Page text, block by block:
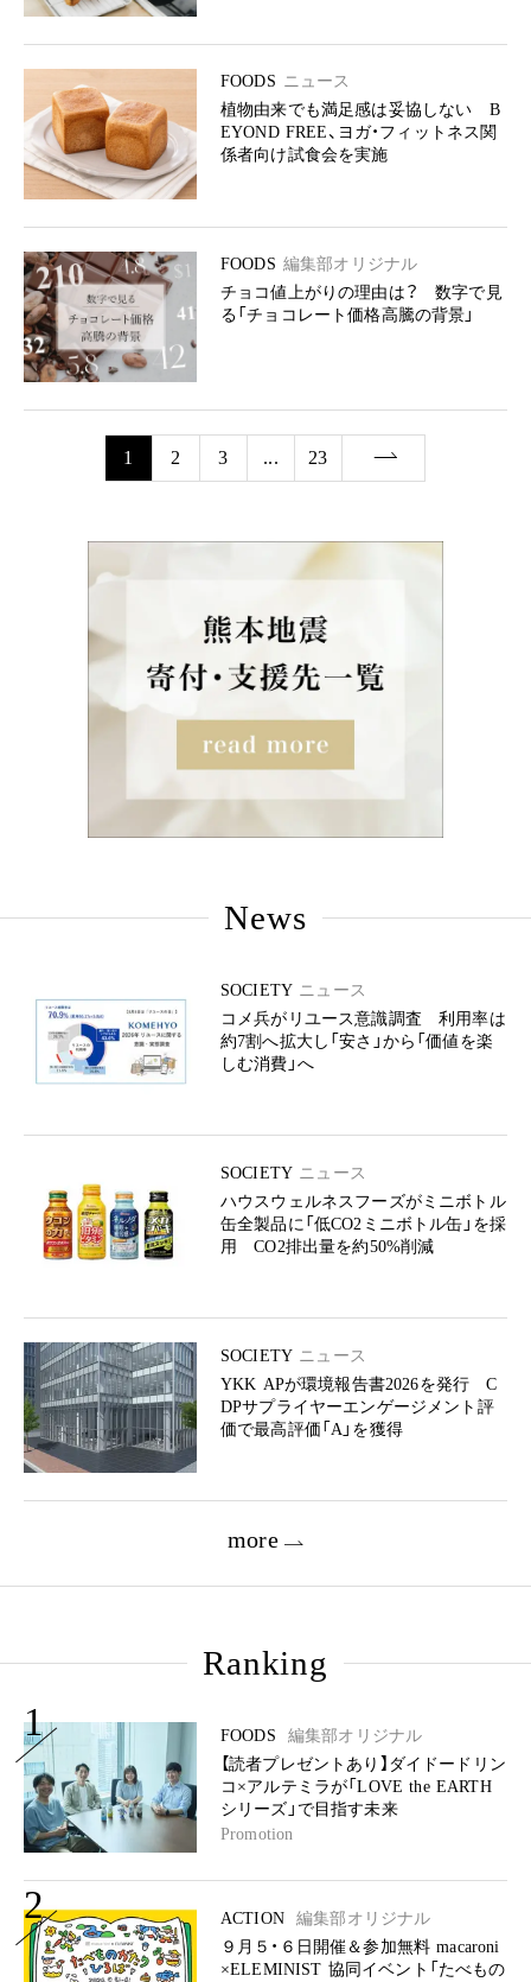
FOODS ニュース
植物由来でも満足感は妥協しない B
EYOND FREE、ヨガ・フィットネス関
係者向け試食会を実施
FOODS 編集部オリジナル
チョコ値上がりの理由は？ 数字で見
る「チョコレート価格高騰の背景」
1 2 3 ... 23
News
SOCIETY ニュース
コメ兵がリユース意識調査 利用率は
約7割へ拡大し「安さ」から「価値を楽
しむ消費」へ
SOCIETY ニュース
ハウスウェルネスフーズがミニボトル
缶全製品に「低CO2ミニボトル缶」を採
用 CO2排出量を約50%削減
SOCIETY ニュース
YKK APが環境報告書2026を発行 C
DPサプライヤーエンゲージメント評
価で最高評価「A」を獲得
more
Ranking
1 FOODS
編集部オリジナル
【読者プレゼントあり】ダイドードリン
コ×アルテミラが「LOVE the EARTH
シリーズ」で目指す未来
Promotion
2 ACTION
編集部オリジナル
９月５・６日開催＆参加無料 macaroni
×ELEMINIST 協同イベント「たべもの